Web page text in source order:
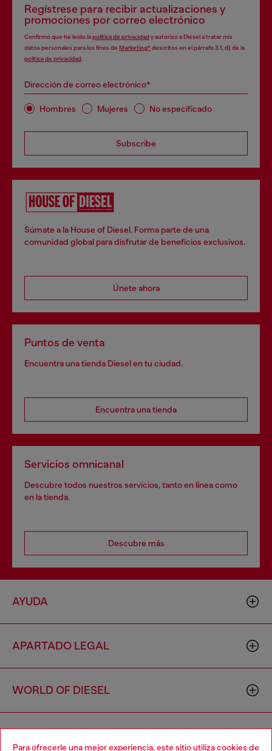
Para ofrecerle una mejor experiencia, este sitio utiliza cookies de
Regístrese para recibir actualizaciones y
promociones por correo electrónico
Confirmo que he leído lapolítica de privacidady autorizo a Diesel a tratar mis
datos personales para los fines de Marketing*descritos en el párrafo 3.1, d) de la
política de privacidad
Dirección de correo electrónico*
Hombres Mujeres No especificado
Subscribe
Súmate a la House of Diesel. Forma parte de una
comunidad global para disfrutar de beneficios exclusivos.
Únete ahora
Puntos de venta
Encuentra una tienda Diesel en tu ciudad.
Encuentra una tienda
Servicios omnicanal
Descubre todos nuestros servicios, tanto en línea como
en la tienda.
Descubre más
AYUDA
APARTADO LEGAL
WORLD OF DIESEL